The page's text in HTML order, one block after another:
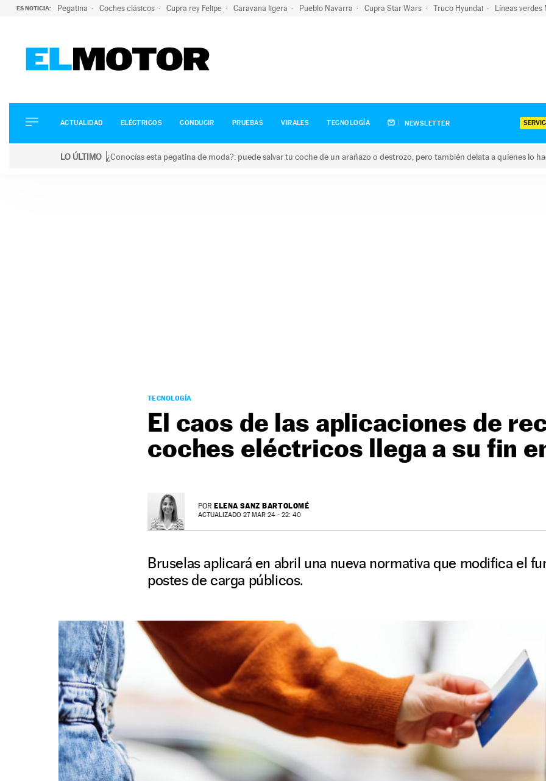
ES NOTICIA: Pegatina Coches clásicos Cupra rey Felipe Caravana ligera Pueblo Navarra Cupra Star Wars Truco Hyundai Líneas verdes
ELÉCTRICOS
CONDUCIR
ACTUALIDAD ELÉCTRICOS CONDUCIR PRUEBAS VIRALES TECNOLOGÍA NEWSLETTER
LO ÚLTIMO ¿Conocías esta pegatina de moda?: puede salvar tu coche de un arañazo o destrozo, pero también delata a quienes lo
TECNOLOGÍA
El caos de las aplicaciones de
coches eléctricos llega a su fin
POR ELENA SANZ BARTOLOMÉ
ACTUALIZADO 27 MAR 24 - 22: 40
Bruselas aplicará en abril una nueva normativa que modifica el
postes de carga públicos.